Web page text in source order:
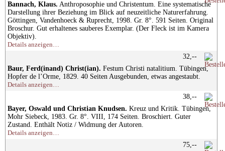
Bannach, Klaus. Anthroposophie und Christentum. Eine systematische
Darstellung ihrer Beziehung im Blick auf neuzeitliche Naturerfahrung.
Göttingen, Vandenhoeck & Ruprecht, 1998. Gr. 8°. 591 Seiten. Original
Broschur. Gut erhaltenes sauberes Exemplar. (Der Fleck ist im Kamera
Objektiv).
Details anzeigen…
Baur, Ferd(inand) Christ(ian). Festum Christi natalitium. Tübingen,
Hopfer de l’Orme, 1829. 40 Seiten Ausgebunden, etwas angestaubt.
Details anzeigen…
32,--
Bayer, Oswald und Christian Knudsen. Kreuz und Kritik. Tübingen,
Mohr Siebeck, 1983. Gr. 8°. VIII, 174 Seiten. Broschiert. Guter
Zustand. Enthält Notiz / Widmung der Autoren.
Details anzeigen…
38,--
75,--